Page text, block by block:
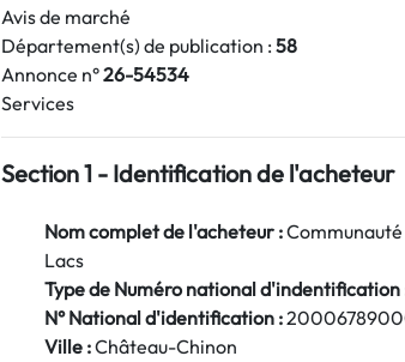
Avis de marché
Département(s) de publication : 58
Annonce n°26-54534
Services
Section 1 - Identification de l'acheteur
Nom complet de l'acheteur :
Lacs
Type de Numéro national d'indentification
N° National d'identification :
Ville :Château-Chinon